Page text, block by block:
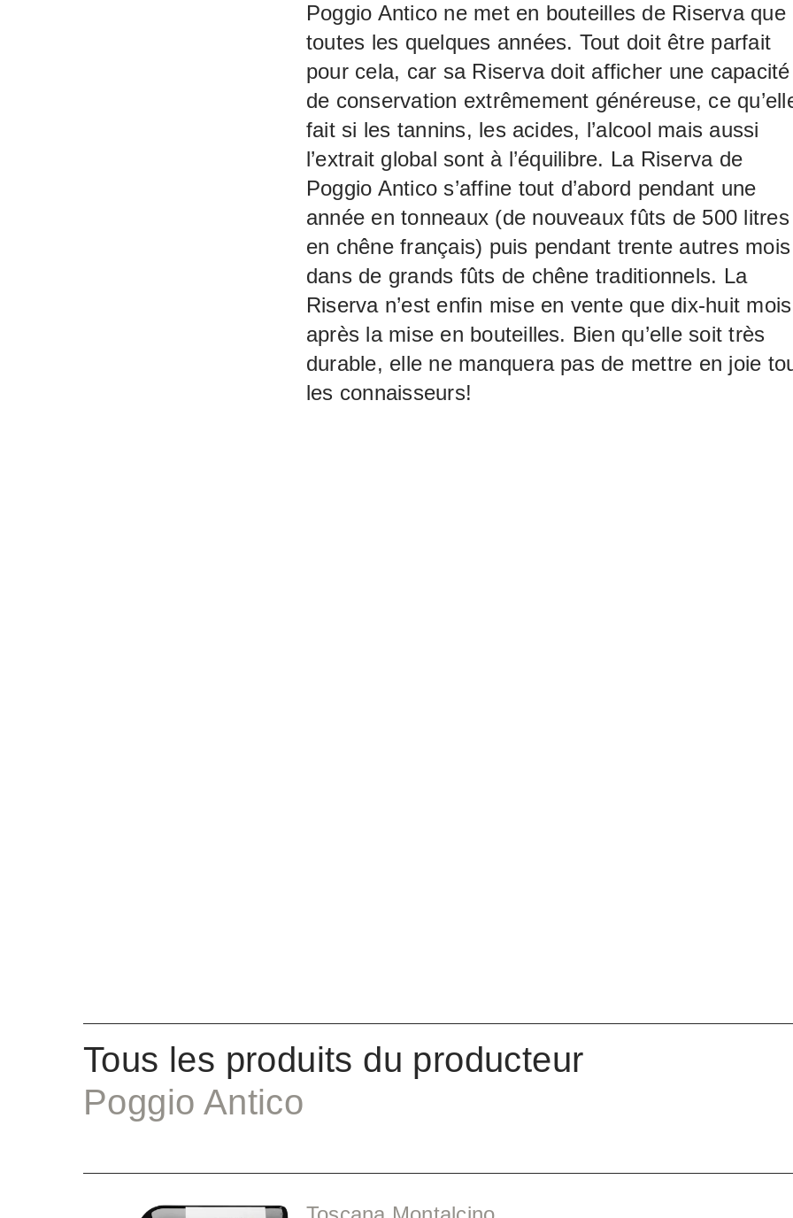
Poggio Antico ne met en bouteilles de Riserva que
toutes les quelques années. Tout doit être parfait
pour cela, car sa Riserva doit afficher une capacité
de conservation extrêmement généreuse, ce
fait si les tannins, les acides, l’alcool mais aussi
l’extrait global sont à l’équilibre. La Riserva de
Poggio Antico s’affine tout d’abord pendant une
année en tonneaux (de nouveaux fûts de 500 litres
en chêne français) puis pendant trente autres mois
dans de grands fûts de chêne traditionnels. La
Riserva n’est enfin mise en vente que dix-huit mois
après la mise en bouteilles. Bien qu’elle soit très
durable, elle ne manquera pas de mettre en joie
les connaisseurs!
Tous les produits du producteur
Poggio Antico